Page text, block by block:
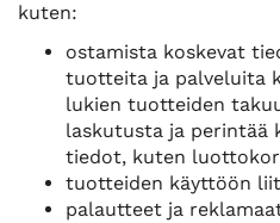
kuten:
ostamista koskevat
tuotteita ja palveluita
lukien tuotteiden
laskutusta ja perintää
tiedot, kuten
tuotteiden käyttöön
palautteet ja